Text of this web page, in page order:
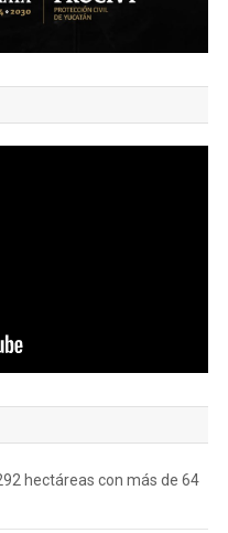
hectáreas con más de 64